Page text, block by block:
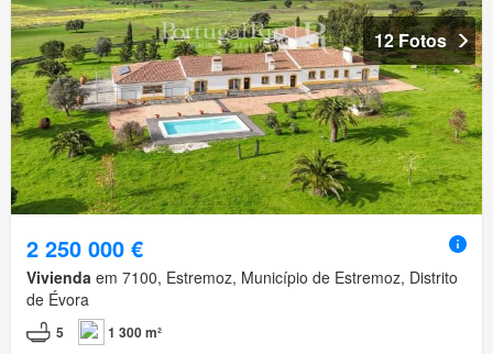
12 Fotos
2 250 000 €
Vivienda em 7100, Estremoz, Município de Estremoz, Distrito
de Évora
5 1 300 m²